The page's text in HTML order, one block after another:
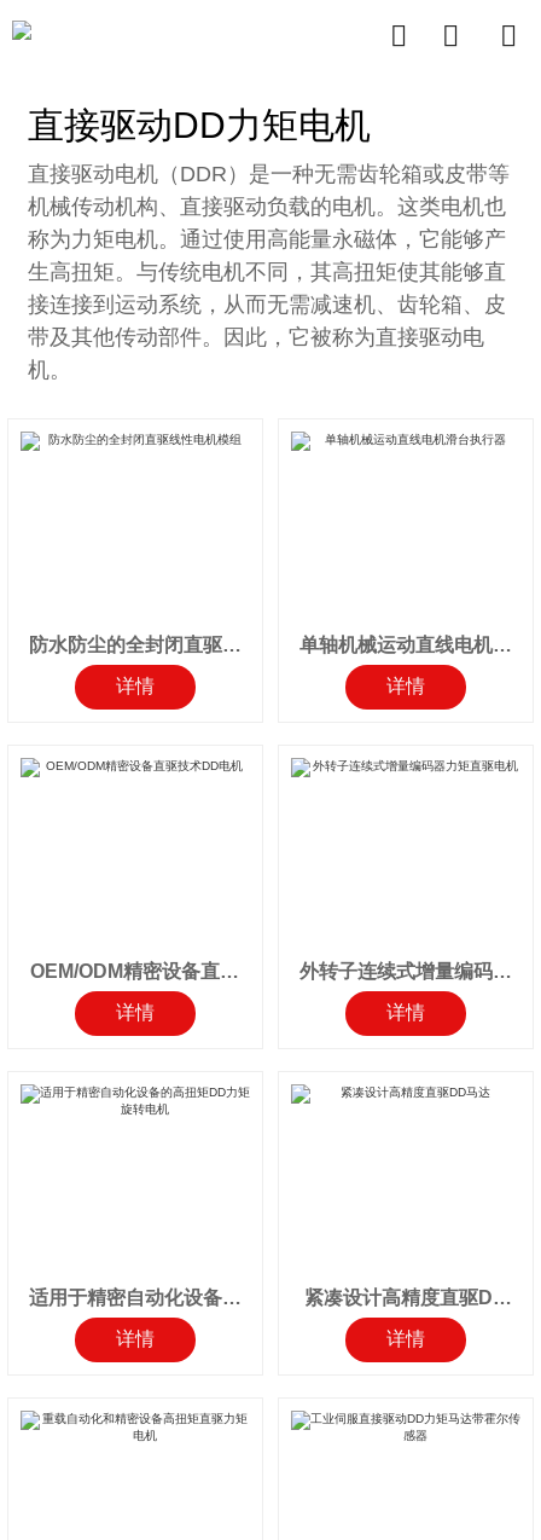
  
直接驱动DD力矩电机
直接驱动电机（DDR）是一种无需齿轮箱或皮带等
机械传动机构、直接驱动负载的电机。这类电机也
称为力矩电机。通过使用高能量永磁体，它能够产
生高扭矩。与传统电机不同，其高扭矩使其能够直
接连接到运动系统，从而无需减速机、齿轮箱、皮
带及其他传动部件。因此，它被称为直接驱动电
机。
防水防尘的全封闭直驱线
性电机模组
详情
单轴机械运动直线电机滑
台执行器
详情
OEM/ODM精密设备直驱
技术DD电机
详情
外转子连续式增量编码器
力矩直驱电机
详情
适用于精密自动化设备的
高扭矩DD力矩旋转电机
详情
紧凑设计高精度直驱DD
马达
详情